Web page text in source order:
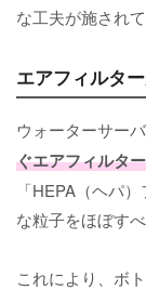
な工夫が施されて
エアフィルタ
ウォーターサーバ
ぐエアフィルタ
「HEPA（ヘパ
な粒子をほぼす
これにより、ボ